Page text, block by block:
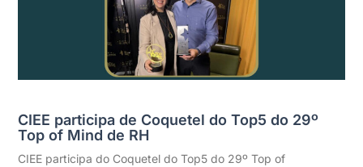
CIEE participa de Coquetel do Top5 do 29º
Top of Mind de RH
CIEE participa do Coquetel do Top5 do 29º Top of